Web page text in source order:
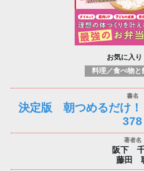
お気に入り
決定版 朝つめるだけ！
378
阪下
藤田